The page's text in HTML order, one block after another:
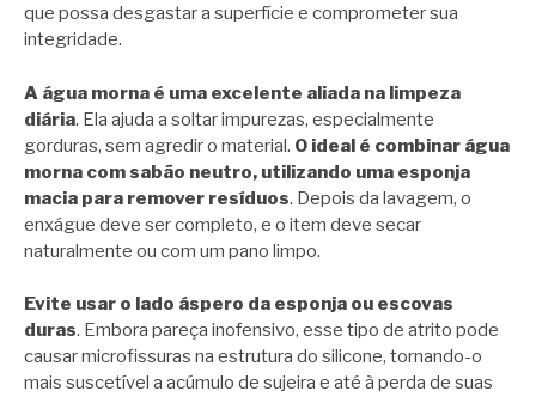
que possa desgastar a superfície e comprometer sua
integridade.
A água morna é uma excelente aliada na limpeza
diária. Ela ajuda a soltar impurezas, especialmente
gorduras, sem agredir o material. O ideal é combinar água
morna com sabão neutro, utilizando uma esponja
macia para remover resíduos. Depois da lavagem, o
enxágue deve ser completo, e o item deve secar
naturalmente ou com um pano limpo.
Evite usar o lado áspero da esponja ou escovas
duras. Embora pareça inofensivo, esse tipo de atrito pode
causar microfissuras na estrutura do silicone, tornando-o
mais suscetível a acúmulo de sujeira e até à perda de suas